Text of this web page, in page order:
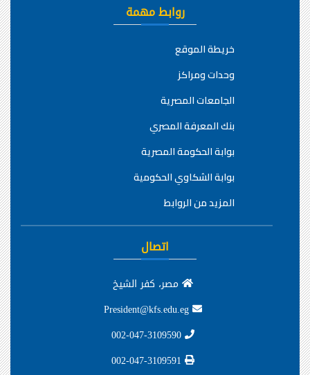
روابط مهمة
خريطة الموقع
وحدات ومراكز
الجامعات المصرية
بنك المعرفة المصري
بوابة الحكومة المصرية
بوابة الشكاوي الحكومية
المزيد من الروابط
اتصال
مصر، كفر الشيخ